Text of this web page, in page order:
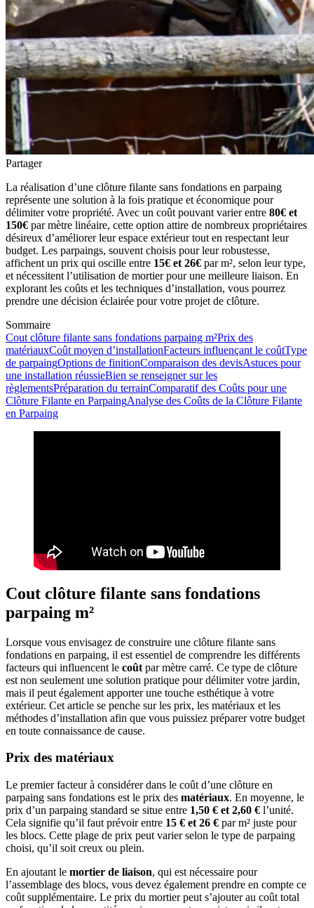
Partager
La réalisation d’une clôture filante sans fondations en parpaing
représente une solution à la fois pratique et économique pour
délimiter votre propriété. Avec un coût pouvant varier entre 80€ et
150€ par mètre linéaire, cette option attire de nombreux propriétaires
désireux d’améliorer leur espace extérieur tout en respectant leur
budget. Les parpaings, souvent choisis pour leur robustesse,
affichent un prix qui oscille entre 15€ et 26€ par m², selon leur type,
et nécessitent l’utilisation de mortier pour une meilleure liaison. En
explorant les coûts et les techniques d’installation, vous pourrez
prendre une décision éclairée pour votre projet de clôture.
Sommaire
Cout clôture filante sans fondations parpaing m²Prix des
matériauxCoût moyen d’installationFacteurs influençant le coûtType
de parpaingOptions de finitionComparaison des devisAstuces pour
une installation réussieBien se renseigner sur les
règlementsPréparation du terrainComparatif des Coûts pour une
Clôture Filante en ParpaingAnalyse des Coûts de la Clôture Filante
en Parpaing
Cout clôture filante sans fondations
parpaing m²
Lorsque vous envisagez de construire une clôture filante sans
fondations en parpaing, il est essentiel de comprendre les différents
facteurs qui influencent le coût par mètre carré. Ce type de clôture
est non seulement une solution pratique pour délimiter votre jardin,
mais il peut également apporter une touche esthétique à votre
extérieur. Cet article se penche sur les prix, les matériaux et les
méthodes d’installation afin que vous puissiez préparer votre budget
en toute connaissance de cause.
Prix des matériaux
Le premier facteur à considérer dans le coût d’une clôture en
parpaing sans fondations est le prix des matériaux. En moyenne, le
prix d’un parpaing standard se situe entre 1,50 € et 2,60 € l’unité.
Cela signifie qu’il faut prévoir entre 15 € et 26 € par m² juste pour
les blocs. Cette plage de prix peut varier selon le type de parpaing
choisi, qu’il soit creux ou plein.
En ajoutant le mortier de liaison, qui est nécessaire pour
l’assemblage des blocs, vous devez également prendre en compte ce
coût supplémentaire. Le prix du mortier peut s’ajouter au coût total